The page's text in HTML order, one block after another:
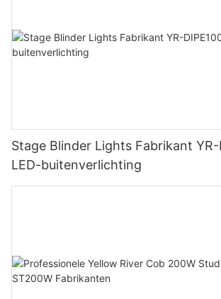
Stage Blinder Lights Fabrikant YR-
LED-buitenverlichting